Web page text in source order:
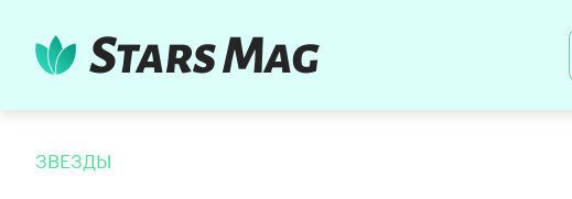
ЗВЕЗДЫ